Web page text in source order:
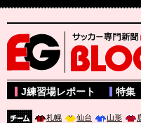
サッカー専門新聞ELGOLAZO web
J練習場レポート 特集
札幌 仙台 山形